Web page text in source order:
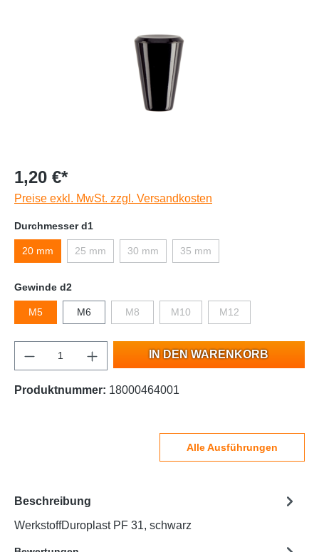
1,20 €*
Preise exkl. MwSt. zzgl. Versandkosten
Durchmesser d1
20 mm 25 mm 30 mm 35 mm
Gewinde d2
M5 M6 M8 M10 M12
IN DEN WARENKORB
Produktnummer: 18000464001
Alle Ausführungen
Beschreibung
WerkstoffDuroplast PF 31, schwarz